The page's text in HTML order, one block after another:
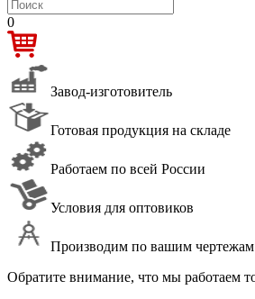
0
Завод-изготовитель
Готовая продукция на складе
Работаем по всей России
Условия для оптовиков
Производим по вашим чертежам
Обратите внимание, что мы работаем